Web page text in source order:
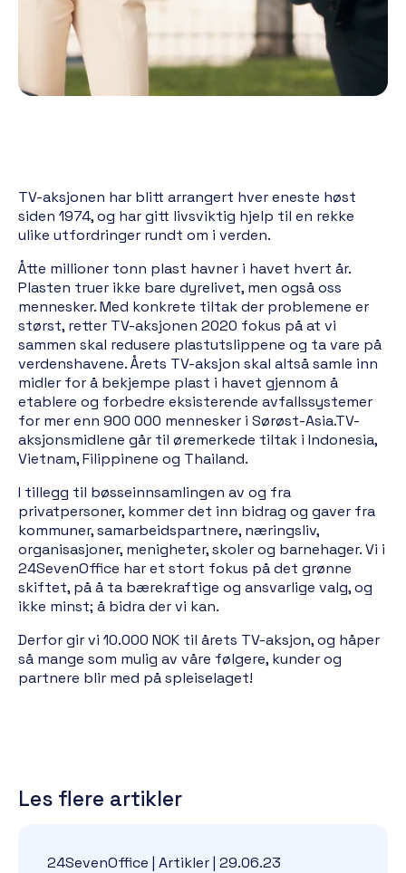
TV-aksjonen har blitt arrangert hver eneste høst
siden 1974, og har gitt livsviktig hjelp til en rekke
ulike utfordringer rundt om i verden.
Åtte millioner tonn plast havner i havet hvert år.
Plasten truer ikke bare dyrelivet, men også oss
mennesker. Med konkrete tiltak der problemene er
størst, retter TV-aksjonen 2020 fokus på at vi
sammen skal redusere plastutslippene og ta vare på
verdenshavene. Årets TV-aksjon skal altså samle inn
midler for å bekjempe plast i havet gjennom å
etablere og forbedre eksisterende avfallssystemer
for mer enn 900 000 mennesker i Sørøst-Asia.TV-
aksjonsmidlene går til øremerkede tiltak i Indonesia,
Vietnam, Filippinene og Thailand.
I tillegg til bøsseinnsamlingen av og fra
privatpersoner, kommer det inn bidrag og gaver fra
kommuner, samarbeidspartnere, næringsliv,
organisasjoner, menigheter, skoler og barnehager. Vi i
24SevenOffice har et stort fokus på det grønne
skiftet, på å ta bærekraftige og ansvarlige valg, og
ikke minst; å bidra der vi kan.
Derfor gir vi 10.000 NOK til årets TV-aksjon, og håper
så mange som mulig av våre følgere, kunder og
partnere blir med på spleiselaget!
Les flere artikler
24SevenOffice | Artikler| 29.06.23